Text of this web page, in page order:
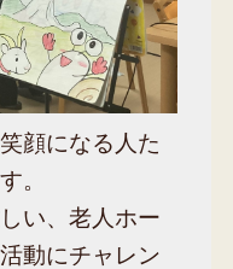
顔になる人た
。
い、老人ホー
動にチャレン